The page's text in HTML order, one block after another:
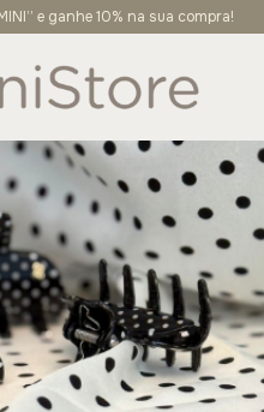
e ganhe 10% na sua compra!